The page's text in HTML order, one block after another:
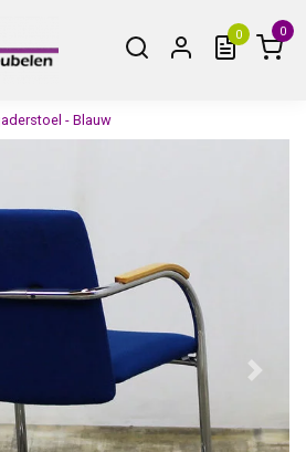
0 0
- Blauw